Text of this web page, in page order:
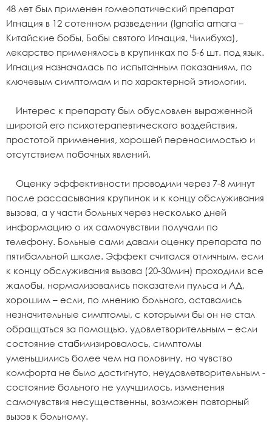
48 лет был применен гомеопатический препарат
Игнация в 12 сотенном разведении (Ignatia amara –
Китайские бобы, Бобы святого Игнация, Чилибуха),
лекарство применялось в крупинках по 5-6 шт. под язык.
Игнация назначалась по испытанным показаниям, по
ключевым симптомам и по характерной этиологии.
Интерес к препарату был обусловлен выраженной
широтой его психотерапевтического воздействия,
простотой применения, хорошей переносимостью и
отсутствием побочных явлений.
Оценку эффективности проводили через 7-8 минут
после рассасывания крупинок и к концу обслуживания
вызова, а у части больных через несколько дней
информацию о их самочувствии получали по
телефону. Больные сами давали оценку препарата по
пятибалльной шкале. Эффект считался отличным, если
к концу обслуживания вызова (20-30мин) проходили все
жалобы, нормализовались показатели пульса и АД,
хорошим – если, по мнению больного, оставались
незначительные симптомы, с которыми бы он не стал
обращаться за помощью, удовлетворительным – если
состояние стабилизировалось, симптомы
уменьшились более чем на половину, но чувство
комфорта не было достигнуто, неудовлетворительным -
состояние больного не улучшилось, изменения
самочувствия несущественны, возможен повторный
вызов к больному.